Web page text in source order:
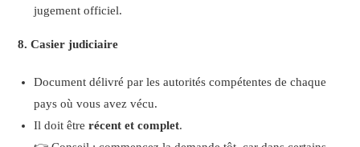
jugement officiel.
8. Casier judiciaire
Document délivré par les autorités compétentes de chaque
pays où vous avez vécu.
Il doit êtrerécent et complet.